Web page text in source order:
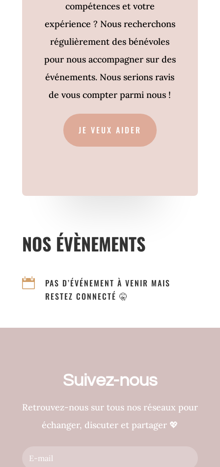
compétences et votre
expérience ? Nous recherchons
régulièrement des bénévoles
pour nous accompagner sur des
événements. Nous serions ravis
de vous compter parmi nous !
JE VEUX AIDER
NOS ÉVÈNEMENTS

PAS D’ÉVÉNEMENT À VENIR MAIS
RESTEZ CONNECTÉ 🤫
Suivez-nous
Retrouvez-nous sur tous nos réseaux pour
échanger, discuter et partager 💖